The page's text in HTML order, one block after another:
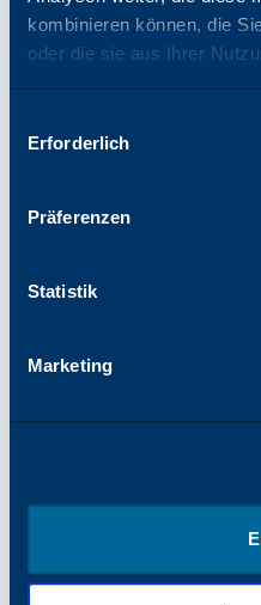
kombinieren können, die
oder die sie aus Ihrer
mitErforderlich
Präferenzen
Statistik
Marketing
OMNIFIT
DIESE WEBSITE UND
INFORMATIONEN
IHNEN „WIE
GARANTIE
ZUSICHERUNGEN,